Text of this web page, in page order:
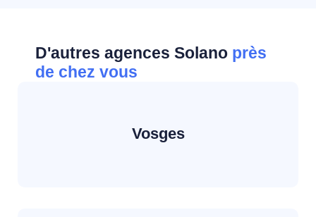
D'autres agences Solano près
de chez vous
Vosges